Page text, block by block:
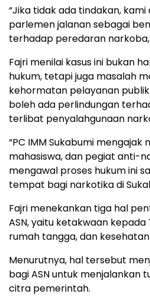
“Jika tidak ada tindakan,
parlemen jalanan sebagai
terhadap peredaran
Fajri menilai kasus ini bukan
hukum, tetapi juga masalah
kehormatan pelayanan
boleh ada perlindungan
terlibat penyalahgunaan
“PC IMM Sukabumi mengajak
mahasiswa, dan pegiat anti-
mengawal proses hukum ini
tempat bagi narkotika di
Fajri menekankan tiga hal
ASN, yaitu ketakwaan
rumah tangga, dan
Menurutnya, hal tersebut
bagi ASN untuk menjalankan
citra pemerintah.